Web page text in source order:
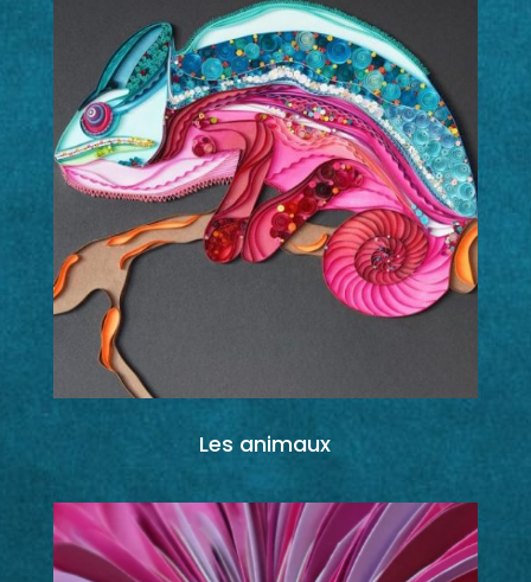
Les animaux